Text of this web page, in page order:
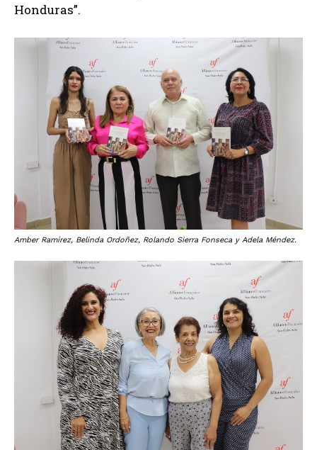
Honduras”.
Amber Ramírez, Belinda Ordoñez, Rolando Sierra Fonseca y Adela Méndez.